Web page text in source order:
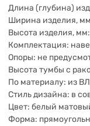
Длина (глубина)
Ширина изделия,
Высота изделия,
Комплектация:
Опоры: не
Высота тумбы с
По материалу: из
Стиль дизайна: в
Цвет: белый
Форма: